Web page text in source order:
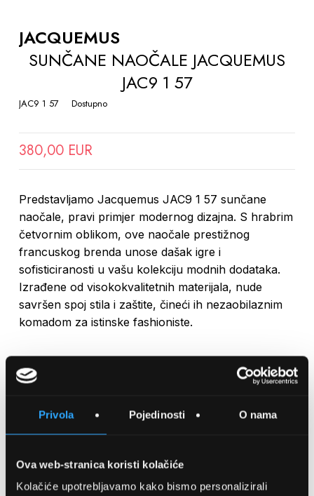
Privola Pojedinosti O nama
Ova web-stranica koristi kolačiće
Kolačiće upotrebljavamo kako bismo personalizirali
THE
BEGINNING
OF
GALLERY
JACQUEMUS
SUNČANE NAOČALE JACQUEMUS
JAC9 1 57
JAC9 1 57 Dostupno
380,00 EUR
Predstavljamo Jacquemus JAC9 1 57 sunčane
naočale, pravi primjer modernog dizajna. S hrabrim
četvornim oblikom, ove naočale prestižnog
francuskog brenda unose dašak igre i
sofisticiranosti u vašu kolekciju modnih dodataka.
Izrađene od visokokvalitetnih materijala, nude
savršen spoj stila i zaštite, čineći ih nezaobilaznim
komadom za istinske fashioniste.
Količina
SPREMITE NA LISTU ŽELJA